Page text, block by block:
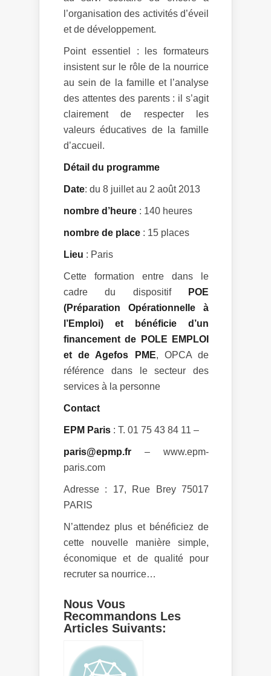
l’organisation des activités d’éveil
et de développement.
Point essentiel : les formateurs
insistent sur le rôle de la nourrice
au sein de la famille et l’analyse
des attentes des parents : il s’agit
clairement de respecter les
valeurs éducatives de la famille
d’accueil.
Détail du programme
Date: du 8 juillet au 2 août 2013
nombre d’heure : 140 heures
nombre de place : 15 places
Lieu : Paris
Cette formation entre dans le
cadre du dispositif
POE
(Préparation Opérationnelle à
l’Emploi) et bénéficie d’un
financement de POLE EMPLOI
et de Agefos PME, OPCA de
référence dans le secteur des
services à la personne
Contact
EPM Paris : T. 01 75 43 84 11 –
paris@epmp.fr – www.epm-
paris.com
Adresse : 17, Rue Brey 75017
PARIS
N’attendez plus et bénéficiez de
cette nouvelle manière simple,
économique et de qualité pour
recruter sa nourrice…
Nous Vous
Recommandons Les
Articles Suivants: